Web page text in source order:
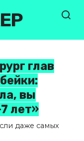
глав
вы
лет»
даже самых